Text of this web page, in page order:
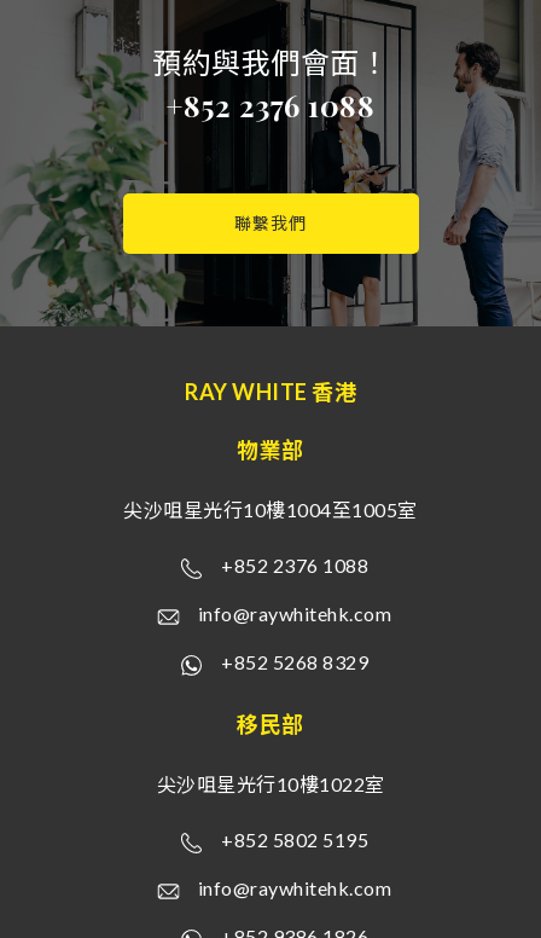
預約與我們會面！
+852 2376 1088
聯繫我們
RAY WHITE 香港
物業部
尖沙咀星光行10樓1004至1005室
+852 2376 1088
info@raywhitehk.com
+852 5268 8329
移民部
尖沙咀星光行10樓1022室
+852 5802 5195
info@raywhitehk.com